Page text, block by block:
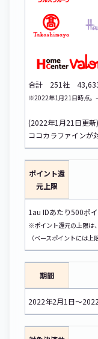
合計 251社
※2022年1月21日時点。
(2022年1月21日更新)
ココカラファインが
ポイント還
元上限
1au IDあたり500ポ
※ポイント還元の上限は
（ベースポイントには上
期間
2022年2月1日～